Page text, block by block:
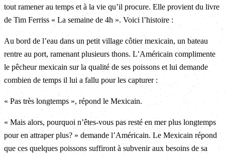
tout ramener au temps et à la vie qu’il procure. Elle provient du livre
de Tim Ferriss « La semaine de 4h ». Voici l’histoire :
Au bord de l’eau dans un petit village côtier mexicain, un bateau
rentre au port, ramenant plusieurs thons. L’Américain complimente
le pêcheur mexicain sur la qualité de ses poissons et lui demande
combien de temps il lui a fallu pour les capturer :
« Pas très longtemps », répond le Mexicain.
« Mais alors, pourquoi n’êtes-vous pas resté en mer plus longtemps
pour en attraper plus? » demande l’Américain. Le Mexicain répond
que ces quelques poissons suffiront à subvenir aux besoins de sa